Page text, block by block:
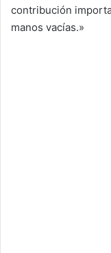
contribución
manos vacías.»